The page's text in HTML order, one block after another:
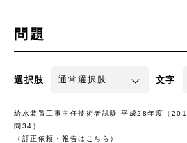
問題
選択肢 文字
給水装置工事主任技術者試験 平成28年度（
問34）
（訂正依頼・報告はこちら）